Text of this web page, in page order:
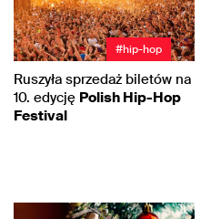
#hip-hop
Ruszyła sprzedaż biletów na
10. edycję Polish Hip-Hop
Festival